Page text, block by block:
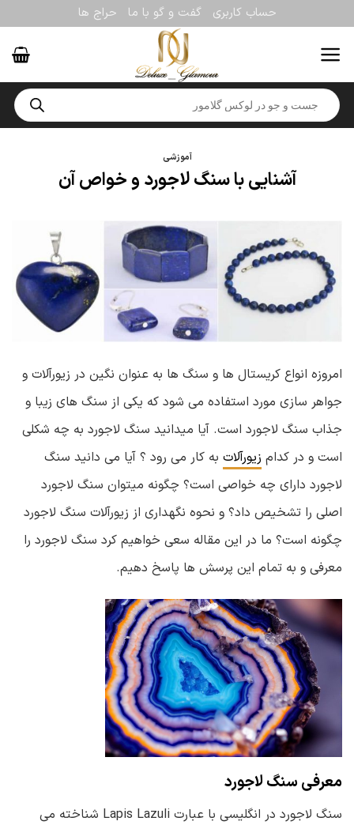
to
content
حساب کاربری گفت و گو با ما حراج ها
Products
search
آموزشی
آشنایی با سنگ لاجورد و خواص آن
امروزه انواع کریستال ها و سنگ ها به عنوان نگین در زیورآلات و
جواهر سازی مورد استفاده می شود که یکی از سنگ های زیبا و
جذاب سنگ لاجورد است. آیا میدانید سنگ لاجورد به چه شکلی
است و در کدام زیورآلات به کار می رود ؟ آیا می دانید سنگ
لاجورد دارای چه خواصی است؟ چگونه میتوان سنگ لاجورد
اصلی را تشخیص داد؟ و نحوه نگهداری از زیورآلات سنگ لاجورد
چگونه است؟ ما در این مقاله سعی خواهیم کرد سنگ لاجورد را
معرفی و به تمام این پرسش ها پاسخ دهیم.
معرفی سنگ لاجورد
سنگ لاجورد در انگلیسی با عبارت Lapis Lazuli شناخته می